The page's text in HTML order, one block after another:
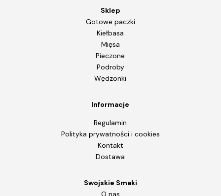
Sklep
Gotowe paczki
Kiełbasa
Mięsa
Pieczone
Podroby
Wędzonki
Informacje
Regulamin
Polityka prywatności i cookies
Kontakt
Dostawa
Swojskie Smaki
O nas